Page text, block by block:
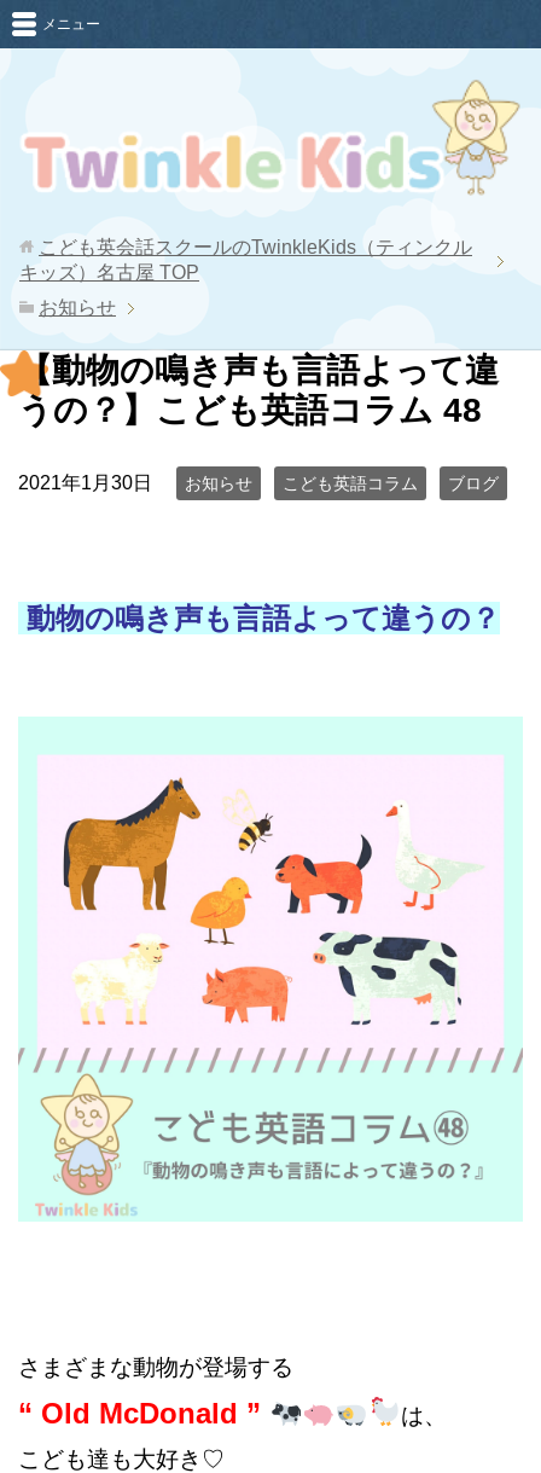
メニュー
こども英会話スクールのTwinkleKids（ティンクル
キッズ）名古屋 TOP
お知らせ
【動物の鳴き声も言語よって違
うの？】こども英語コラム 48
2021年1月30日 お知らせ こども英語コラム ブログ
動物の鳴き声も言語よって違うの？
さまざまな動物が登場する
“ Old McDonald ”
は、
こども達も大好き♡